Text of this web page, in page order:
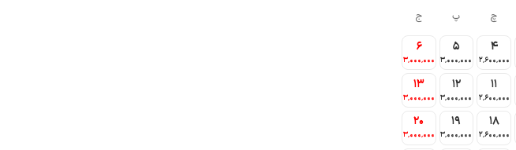
چ پ ج
4
2٬600٬000
5
3٬000٬000
6
3٬000٬000
11
2٬600٬000
12
3٬000٬000
13
3٬000٬000
18
2٬600٬000
19
3٬000٬000
20
3٬000٬000